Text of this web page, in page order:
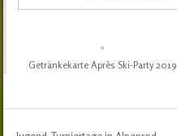
Getränkekarte Après Ski-Party 2019